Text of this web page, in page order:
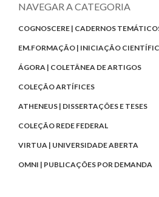
NAVEGAR A CATEGORIA
COGNOSCERE | CADERNOS
EM.FORMAÇÃO | INICIAÇÃO
ÁGORA | COLETÂNEA DE ARTIGOS
COLEÇÃO ARTÍFICES
ATHENEUS | DISSERTAÇÕES E TESES
COLEÇÃO REDE FEDERAL
VIRTUA | UNIVERSIDADE ABERTA
OMNI | PUBLICAÇÕES POR DEMANDA